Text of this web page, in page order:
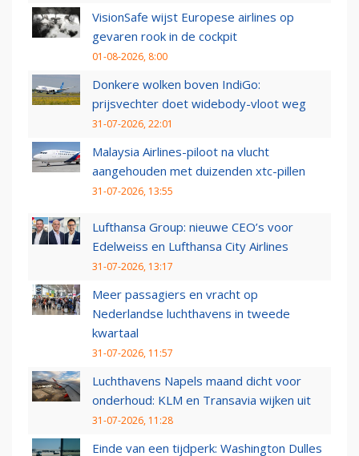
VisionSafe wijst Europese airlines op
gevaren rook in de cockpit
01-08-2026, 8:00
Donkere wolken boven IndiGo:
prijsvechter doet widebody-vloot weg
31-07-2026, 22:01
Malaysia Airlines-piloot na vlucht
aangehouden met duizenden xtc-pillen
31-07-2026, 13:55
Lufthansa Group: nieuwe CEO’s voor
Edelweiss en Lufthansa City Airlines
31-07-2026, 13:17
Meer passagiers en vracht op
Nederlandse luchthavens in tweede
kwartaal
31-07-2026, 11:57
Luchthavens Napels maand dicht voor
onderhoud: KLM en Transavia wijken uit
31-07-2026, 11:28
Einde van een tijdperk: Washington Dulles